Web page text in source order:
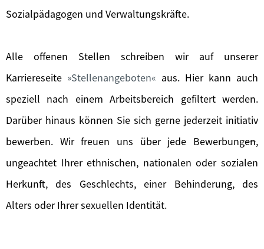
Sozialpädagogen und Verwaltungskräfte.
Alle offenen Stellen schreiben wir auf unserer
Karriereseite
Stellenangeboten
aus. Hier kann auch
speziell nach einem Arbeitsbereich gefiltert werden.
Darüber hinaus können Sie sich gerne jederzeit initiativ
bewerben. Wir freuen uns über jede Bewerbungen,
ungeachtet Ihrer ethnischen, nationalen oder sozialen
Herkunft, des Geschlechts, einer Behinderung, des
Alters oder Ihrer sexuellen Identität.